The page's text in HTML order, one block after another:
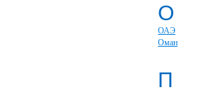
О
ОАЭ
Оман
П